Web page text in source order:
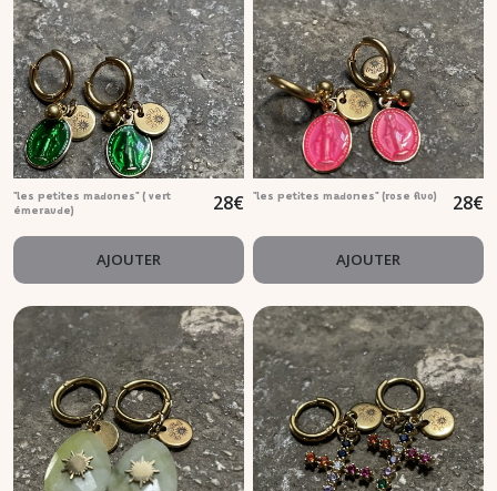
"les petites madones" ( vert
émeraude)
28€
AJOUTER
"les petites madones" (rose fluo) 28€
AJOUTER